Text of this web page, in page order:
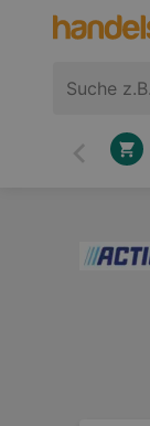
Zurück